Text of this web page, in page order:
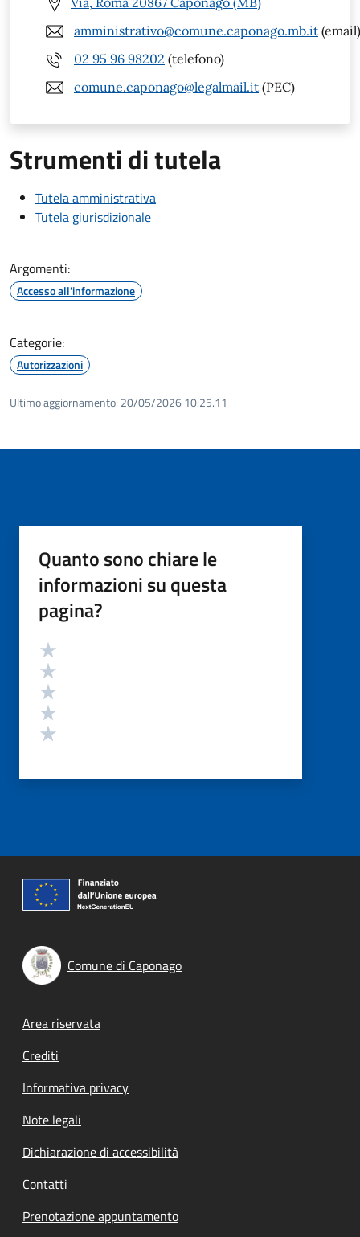
amministrativo@comune.caponago.mb.it (email)
02 95 96 98202 (telefono)
comune.caponago@legalmail.it (PEC)
Strumenti di tutela
Tutela amministrativa
Tutela giurisdizionale
Argomenti:
Accesso all'informazione
Categorie:
Autorizzazioni
Ultimo aggiornamento: 20/05/2026 10:25.11
Quanto sono chiare le
informazioni su questa
pagina?
Valutazione
Comune di Caponago
Footer menu
Area riservata
Crediti
Informativa privacy
Note legali
Dichiarazione di accessibilità
Contatti
Prenotazione appuntamento